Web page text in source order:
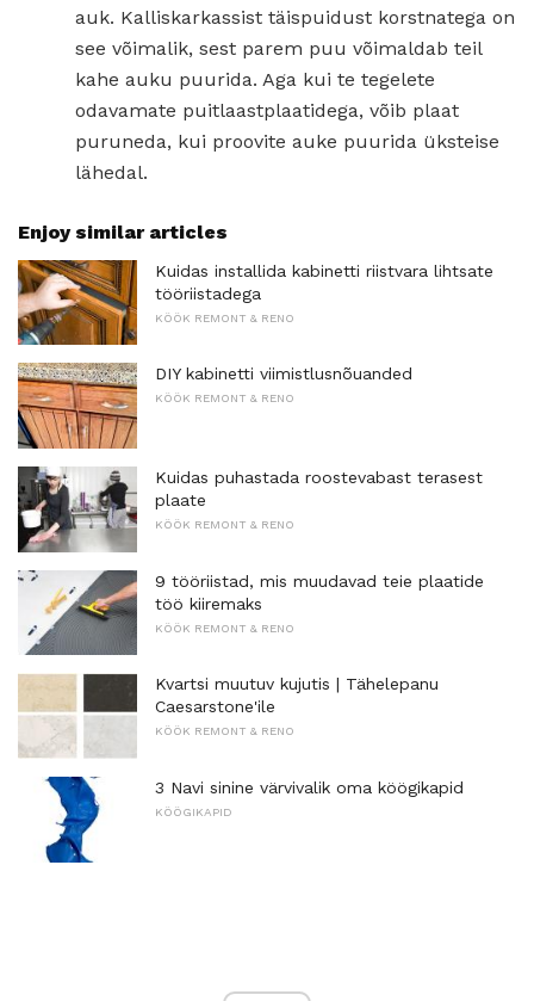
auk. Kalliskarkassist täispuidust korstnatega on
see võimalik, sest parem puu võimaldab teil
kahe auku puurida. Aga kui te tegelete
odavamate puitlaastplaatidega, võib plaat
puruneda, kui proovite auke puurida üksteise
lähedal.
Enjoy similar articles
Kuidas installida kabinetti riistvara lihtsate
tööriistadega
KÖÖK REMONT & RENO
DIY kabinetti viimistlusnõuanded
KÖÖK REMONT & RENO
Kuidas puhastada roostevabast terasest
plaate
KÖÖK REMONT & RENO
9 tööriistad, mis muudavad teie plaatide
töö kiiremaks
KÖÖK REMONT & RENO
Kvartsi muutuv kujutis | Tähelepanu
Caesarstone'ile
KÖÖK REMONT & RENO
3 Navi sinine värvivalik oma köögikapid
KÖÖGIKAPID